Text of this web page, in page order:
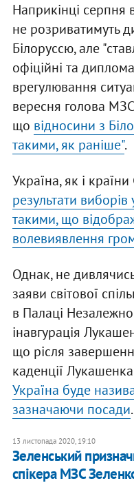
Наприкінці
не розриватимуть
Білоруссю, але
офіційні та
врегулювання
вересня голова
що відносини з
такими, як раніше".
Україна, як і
результати виборів
такими, що
волевиявлення
Однак, не
заяви світової
в Палаці
інавгурація
що рісля
каденції
Україна буде
зазначаючи посади.
13 листопада 2020, 19:10
Зеленський
спікера МЗС